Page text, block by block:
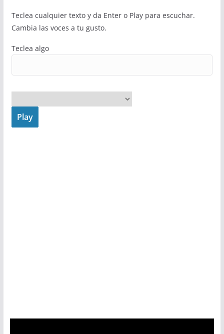
Teclea cualquier texto y da Enter o Play para escuchar.
Cambia las voces a tu gusto.
Teclea algo
Play